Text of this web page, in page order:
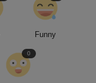
Funny
0